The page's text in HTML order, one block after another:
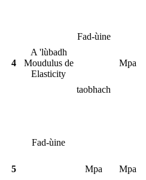
4
A 'lùbadh
Moudulus de
Elasticity
Fad-ùine
Mpa
taobhach
5
Fad-ùine
Mpa Mpa